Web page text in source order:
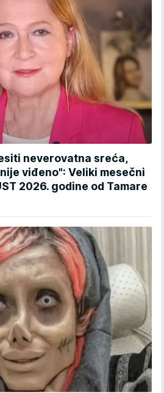
neverovatna sreća,
viđeno": Veliki mesečni
2026. godine od Tamare